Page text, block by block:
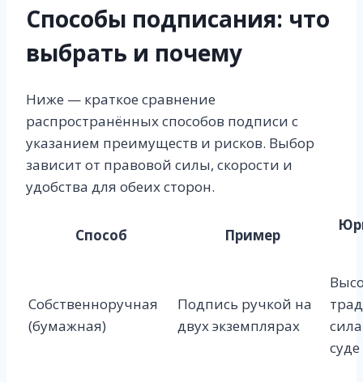
Способы подписания: что
выбрать и почему
Ниже — краткое сравнение
распространённых способов подписи с
указанием преимуществ и рисков. Выбор
зависит от правовой силы, скорости и
удобства для обеих сторон.
Способ Пример
Собственноручная
(бумажная)
Подпись ручкой на
двух экземплярах
суде